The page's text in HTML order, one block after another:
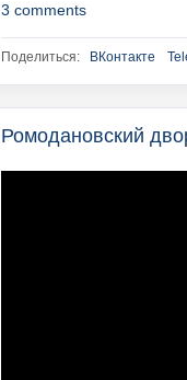
3 comments
Поделиться: ВКонтакте
Ромодановский